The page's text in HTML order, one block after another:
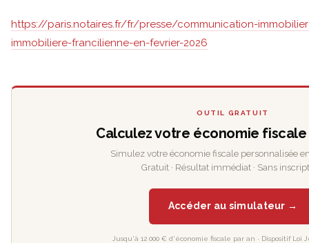
https://paris.notaires.fr/fr/presse/communication-
immobiliere-francilienne-en-fevrier-2026
OUTIL GRATUIT
Calculez votre économie fiscale
Simulez votre économie fiscale personnalisée
Gratuit · Résultat immédiat · Sans
Accéder au simulateur →
Jusqu'à 12 000 € d'économie fiscale par an · Dispositif Loi